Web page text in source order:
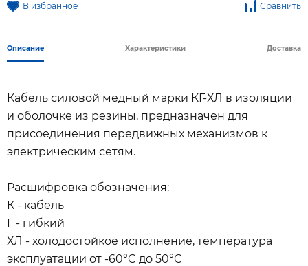
В избранное Сравнить
Описание Характеристики Доставка
Кабель силовой медный марки КГ-ХЛ в изоляции
и оболочке из резины, предназначен для
присоединения передвижных механизмов к
электрическим сетям.
Расшифровка обозначения:
К - кабель
Г - гибкий
ХЛ - холодостойкое исполнение, температура
эксплуатации от -60°C до 50°C